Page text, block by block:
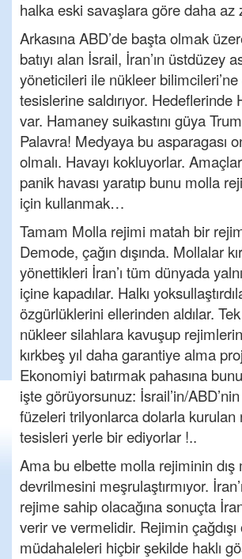
halka eski savaşlara göre daha
Arkasına ABD’de başta olmak
batıyı alan İsrail, İran’ın üstdüzey
yöneticileri ile nükleer
tesislerine saldırıyor. Hedeflerinde
var. Hamaney suikastını güya
Palavra! Medyaya bu asparagası
olmalı. Havayı kokluyorlar.
panik havası yaratıp bunu molla
için kullanmak…
Tamam Molla rejimi matah bir
Demode, çağın dışında. Mollalar
yönettikleri İran’ı tüm dünyada
içine kapadılar. Halkı
özgürlüklerini ellerinden aldılar. Tek
nükleer silahlara kavuşup
kırkbeş yıl daha garantiye alma
Ekonomiyi batırmak pahasına
işte görüyorsunuz: İsrail’in/ABD’nin
füzeleri trilyonlarca dolarla kurulan
tesisleri yerle bir ediyorlar !..
Ama bu elbette molla rejiminin dış
devrilmesini meşrulaştırmıyor.
rejime sahip olacağına sonuçta
verir ve vermelidir. Rejimin çağdışı
müdahaleleri hiçbir şekilde haklı